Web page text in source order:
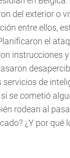
del exterior o
entre ellos,
el
instrucciones
de
se cometió
rodean al
¿Y por qué